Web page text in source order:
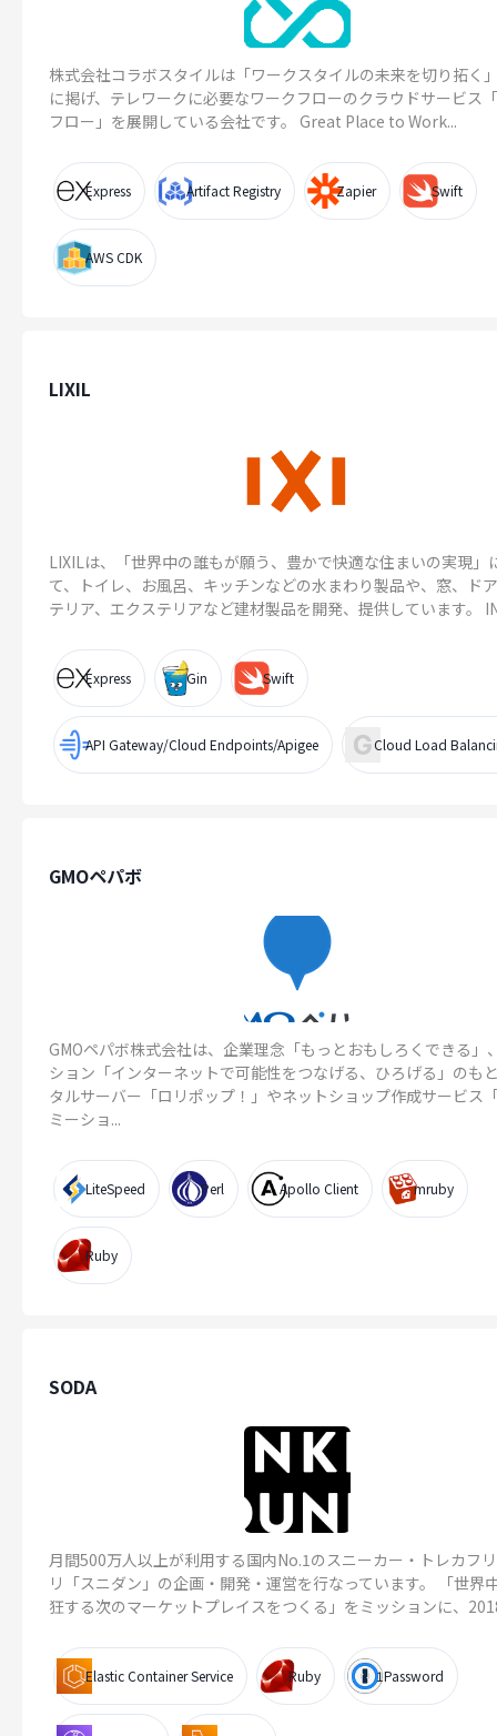
株式会社コラボスタイルは「ワークスタイルの未来を切り拓く
に掲げ、テレワークに必要なワークフローのクラウドサービス
フロー」を展開している会社です。 Great Place to Work...
Express Artifact Registry Zapier Swift
AWS CDK
LIXIL
LIXILは、「世界中の誰もが願う、豊かで快適な住まいの実現」
て、トイレ、お風呂、キッチンなどの水まわり製品や、窓、ド
テリア、エクステリアなど建材製品を開発、提供しています。
Express Gin Swift
API Gateway/Cloud Endpoints/Apigee Cloud Load
GMOペパボ
GMOペパボ株式会社は、企業理念「もっとおもしろくできる」
ション「インターネットで可能性をつなげる、ひろげる」のも
タルサーバー「ロリポップ！」やネットショップ作成サービス
ミーショ...
LiteSpeed Perl Apollo Client mruby
Ruby
SODA
月間500万人以上が利用する国内No.1のスニーカー・トレカフ
リ「スニダン」の企画・開発・運営を行なっています。 「世界
狂する次のマーケットプレイスをつくる」をミッションに、
Elastic Container Service Ruby 1Password